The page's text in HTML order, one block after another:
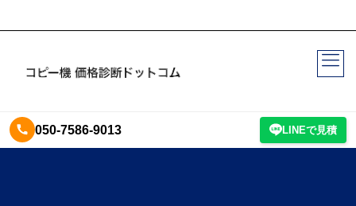
050-7586-9013 LINEで見積